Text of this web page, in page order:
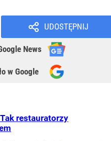
UDOSTĘPNIJ
News
w Google
restauratorzy